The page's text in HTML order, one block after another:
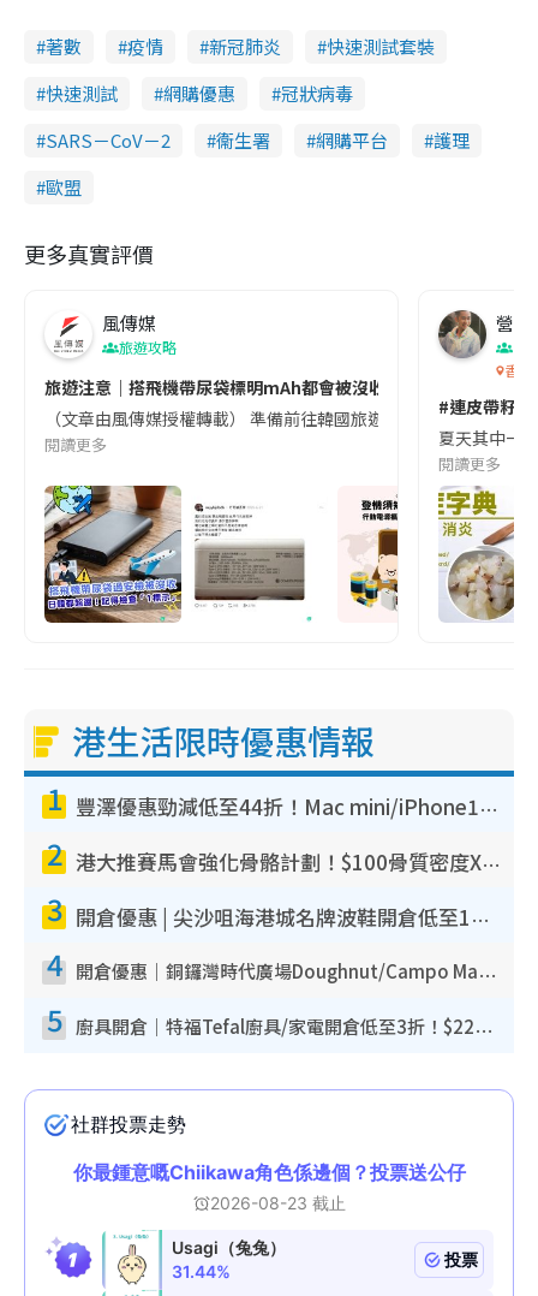
著數 疫情 新冠肺炎
快速測試套裝
快速測試
網購優惠
冠狀病毒
SARS－CoV－2
衞生署 網購平台
護理
歐盟
更多真實評價
風傳媒
旅遊攻略
旅遊注意｜搭飛機帶尿袋標明mAh都會被沒收😱出發前切記檢查
（文章由風傳媒授權轉載） 準備前往韓國旅遊的民眾，近期要
閱讀更多
營養
香港
#連皮帶籽
夏天其中一
閱讀更多
港生活限時優惠情報
1 豐澤優惠勁減低至44折！Mac mini/iPhone17Pro大減價！廚房家電$220起
2 港大推賽馬會強化骨骼計劃！$100骨質密度X光檢查 完成免費運動訓練送超市禮券！附參加資格
3 開倉優惠 | 尖沙咀海港城名牌波鞋開倉低至1折！On鞋$899起／Joy&Peace鞋履$98起
4 開倉優惠｜銅鑼灣時代廣場Doughnut/Campo Marzio開倉低至1折！背囊、書包、手袋劈價$200起
5 廚具開倉｜特福Tefal廚具/家電開倉低至3折！$220起買平底鍋/炒鑊/湯煲！電飯煲/吸塵機/燙斗$418起